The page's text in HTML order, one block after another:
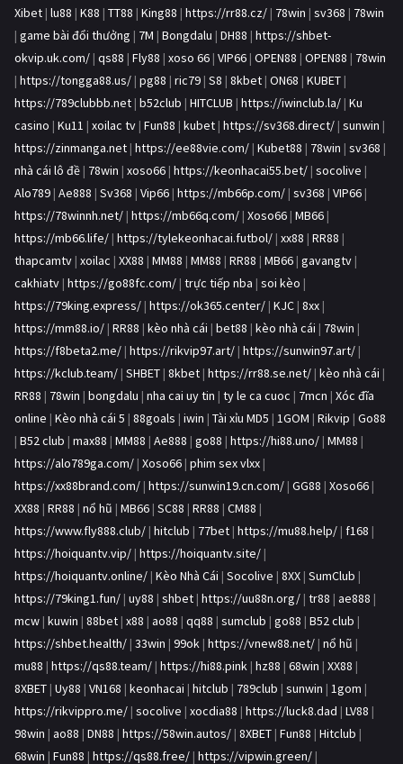
Xibet | lu88 | K88 | TT88 | King88 | https://rr88.cz/ | 78win | sv368 | 78win
| game bài đổi thưởng | 7M | Bongdalu | DH88 | https://shbet-
okvip.uk.com/ | qs88 | Fly88 | xoso 66 | VIP66 | OPEN88 | OPEN88 | 78win
| https://tongga88.us/ | pg88 | ric79 | S8 | 8kbet | ON68 | KUBET |
https://789clubbb.net | b52club | HITCLUB | https://iwinclub.la/ | Ku
casino | Ku11 | xoilac tv | Fun88 | kubet | https://sv368.direct/ | sunwin |
https://zinmanga.net | https://ee88vie.com/ | Kubet88 | 78win | sv368 |
nhà cái lô đề | 78win | xoso66 | https://keonhacai55.bet/ | socolive |
Alo789 | Ae888 | Sv368 | Vip66 | https://mb66p.com/ | sv368 | VIP66 |
https://78winnh.net/ | https://mb66q.com/ | Xoso66 | MB66 |
https://mb66.life/ | https://tylekeonhacai.futbol/ | xx88 | RR88 |
thapcamtv | xoilac | XX88 | MM88 | MM88 | RR88 | MB66 | gavangtv |
cakhiatv | https://go88fc.com/ | trực tiếp nba | soi kèo |
https://79king.express/ | https://ok365.center/ | KJC | 8xx |
https://mm88.io/ | RR88 | kèo nhà cái | bet88 | kèo nhà cái | 78win |
https://f8beta2.me/ | https://rikvip97.art/ | https://sunwin97.art/ |
https://kclub.team/ | SHBET | 8kbet | https://rr88.se.net/ | kèo nhà cái |
RR88 | 78win | bongdalu | nha cai uy tin | ty le ca cuoc | 7mcn | Xóc đĩa
online | Kèo nhà cái 5 | 88goals | iwin | Tài xỉu MD5 | 1GOM | Rikvip | Go88
| B52 club | max88 | MM88 | Ae888 | go88 | https://hi88.uno/ | MM88 |
https://alo789ga.com/ | Xoso66 | phim sex vlxx |
https://xx88brand.com/ | https://sunwin19.cn.com/ | GG88 | Xoso66 |
XX88 | RR88 | nổ hũ | MB66 | SC88 | RR88 | CM88 |
https://www.fly888.club/ | hitclub | 77bet | https://mu88.help/ | f168 |
https://hoiquantv.vip/ | https://hoiquantv.site/ |
https://hoiquantv.online/ | Kèo Nhà Cái | Socolive | 8XX | SumClub |
https://79king1.fun/ | uy88 | shbet | https://uu88n.org/ | tr88 | ae888 |
mcw | kuwin | 88bet | x88 | ao88 | qq88 | sumclub | go88 | B52 club |
https://shbet.health/ | 33win | 99ok | https://vnew88.net/ | nổ hũ |
mu88 | https://qs88.team/ | https://hi88.pink | hz88 | 68win | XX88 |
8XBET | Uy88 | VN168 | keonhacai | hitclub | 789club | sunwin | 1gom |
https://rikvippro.me/ | socolive | xocdia88 | https://luck8.dad | LV88 |
98win | ao88 | DN88 | https://58win.autos/ | 8XBET | Fun88 | Hitclub |
68win | Fun88 | https://qs88.free/ | https://vipwin.green/ |